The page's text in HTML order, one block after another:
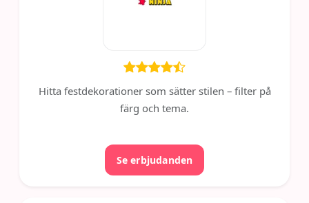
Hitta festdekorationer som sätter stilen – filter på
färg och tema.
Se erbjudanden